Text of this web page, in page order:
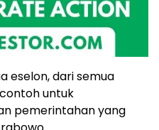
eselon, dari semua
untuk
pemerintahan yang